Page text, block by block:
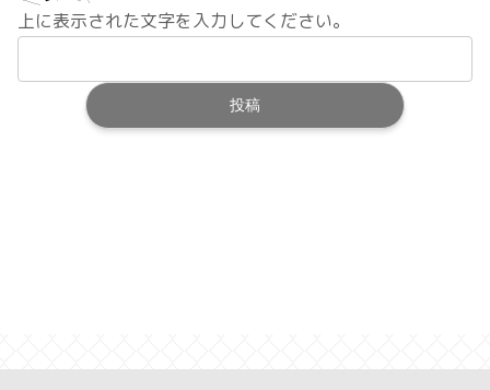
上に表示された文字を入力してください。